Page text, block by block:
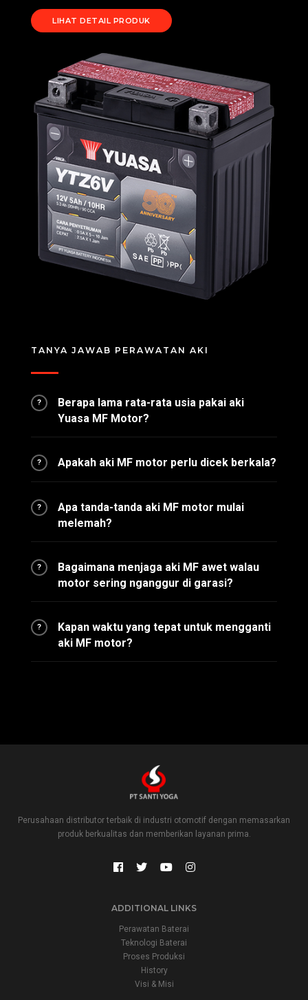
LIHAT DETAIL PRODUK
TANYA JAWAB PERAWATAN AKI
?
Berapa lama rata-rata usia pakai aki
Yuasa MF Motor?
? Apakah aki MF motor perlu dicek berkala?
?
Apa tanda-tanda aki MF motor mulai
melemah?
?
Bagaimana menjaga aki MF awet walau
motor sering nganggur di garasi?
?
Kapan waktu yang tepat untuk mengganti
aki MF motor?
Perusahaan distributor terbaik di industri otomotif dengan memasarkan
produk berkualitas dan memberikan layanan prima.
ADDITIONAL LINKS
Perawatan Baterai
Teknologi Baterai
Proses Produksi
History
Visi & Misi